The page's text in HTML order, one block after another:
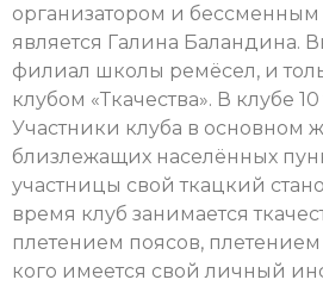
организатором и
является Галина Баландина.
филиал школы ремёсел, и
клубом «Ткачества». В клубе
Участники клуба в основном
близлежащих населённых
участницы свой ткацкий
время клуб занимается
плетением поясов, плетением
кого имеется свой личный